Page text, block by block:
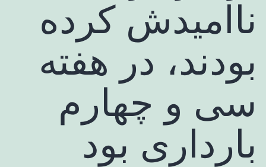
ناامیدش کرده
بودند،‌ در هفته
سی و چهارم
بارداری بود